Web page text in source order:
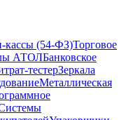
(54-ФЗ)Торговое
АТОЛБанковское
тестерЗеркала
Металлическая